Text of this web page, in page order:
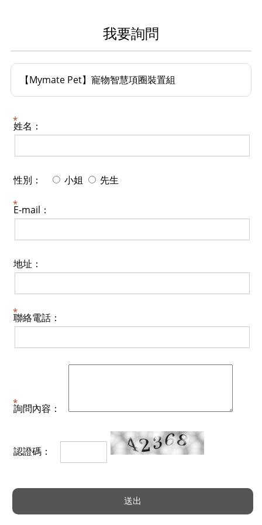
我要詢問
【Mymate Pet】寵物智慧項圈裝置組
姓名：
性別： 小姐 先生
E-mail：
地址：
聯絡電話：
詢問內容：
認證碼：